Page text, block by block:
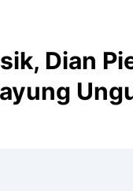
Dian